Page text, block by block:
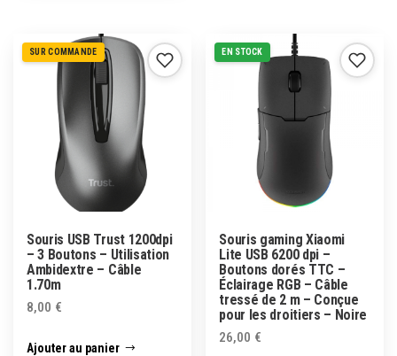
SUR COMMANDE
Souris USB Trust 1200dpi
– 3 Boutons – Utilisation
Ambidextre – Câble
1.70m
8,00 €
Ajouter au panier
EN STOCK
Souris gaming Xiaomi
Lite USB 6200 dpi –
Boutons dorés TTC –
Éclairage RGB – Câble
tressé de 2 m – Conçue
pour les droitiers – Noire
26,00 €